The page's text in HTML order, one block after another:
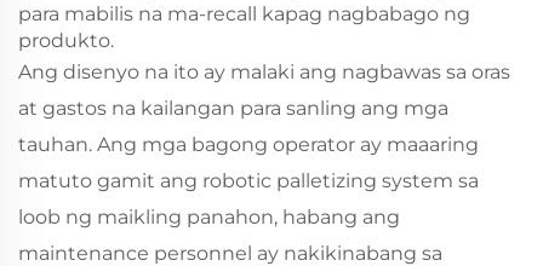
para mabilis na ma-recall kapag nagbabago ng
produkto.
Ang disenyo na ito ay malaki ang nagbawas sa oras
at gastos na kailangan para sanling ang mga
tauhan. Ang mga bagong operator ay maaaring
matuto gamit ang robotic palletizing system sa
loob ng maikling panahon, habang ang
maintenance personnel ay nakikinabang sa